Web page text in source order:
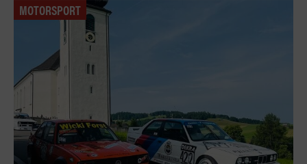
MOTORSPORT